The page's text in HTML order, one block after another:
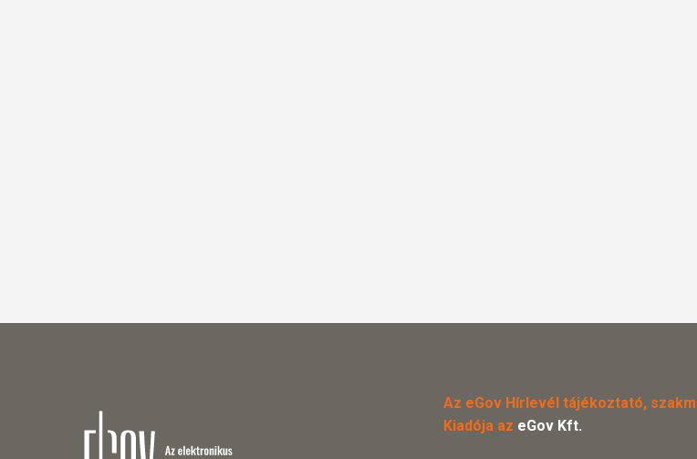
Az eGov Hírlevél tájékoztató,
Kiadója az eGov Kft.